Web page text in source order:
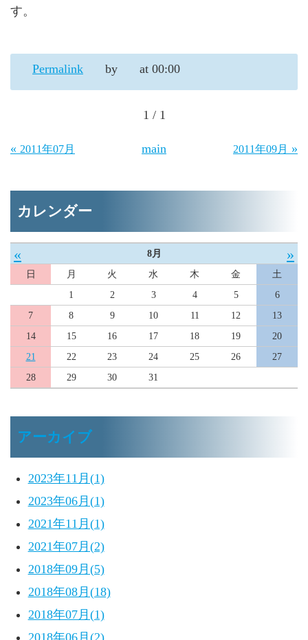
す。
Permalink by at 00:00
1 / 1
« 2011年07月 main 2011年09月 »
カレンダー
« 8月 »
日 月 火 水 木 金
土
1
2 3 4 5
6
7
8 9 10 11 12
13
14
15 16 17 18 19
20
21
22 23 24 25 26
27
28
29 30 31
アーカイブ
2023年11月(1)
2023年06月(1)
2021年11月(1)
2021年07月(2)
2018年09月(5)
2018年08月(18)
2018年07月(1)